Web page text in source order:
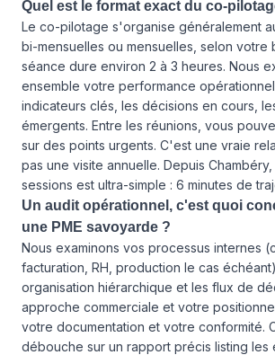
Quel est le format exact du co-
Le co-pilotage s'organise généralement
bi-mensuelles ou mensuelles, selon votre
séance dure environ 2 à 3 heures. Nous
ensemble votre performance
indicateurs clés, les décisions en cours,
émergents. Entre les réunions, vous
sur des points urgents. C'est une vraie
pas une visite annuelle. Depuis
sessions est ultra-simple : 6 minutes de
Un audit opérationnel, c'est quoi
une PME savoyarde ?
Nous examinons vos processus internes
facturation, RH, production le cas
organisation hiérarchique et les flux de
approche commerciale et votre
votre documentation et votre conformité.
débouche sur un rapport précis listing les